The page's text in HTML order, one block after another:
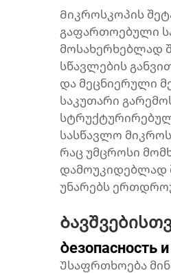
Მიკროსკოპის
გაფართოებული
მოსახერხებლად
სწავლების
და მეცნიერული
საკუთარი
სასწავლო
რაც უმცროსი
დამოუკიდებლად
უნარებს
Ბезопасность
Უსაფრთხოება